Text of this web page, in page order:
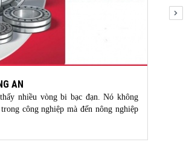
AN
nhiều vòng bi bạc đạn. Nó không
công nghiệp mà đến nông nghiệp